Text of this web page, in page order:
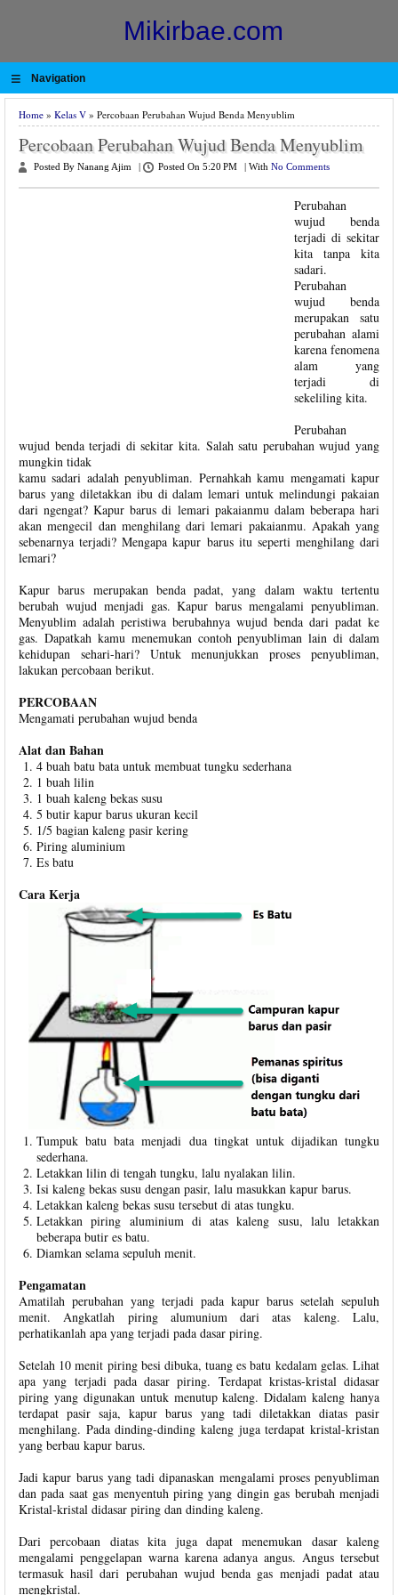
Mikirbae.com
≡ Navigation
Home » Kelas V » Percobaan Perubahan Wujud Benda Menyublim
Percobaan Perubahan Wujud Benda Menyublim
Posted By Nanang Ajim Posted On 5:20 PM With No Comments
Perubahan
wujud benda
terjadi di sekitar
kita tanpa kita
sadari.
Perubahan
wujud benda
merupakan satu
perubahan alami
karena fenomena
alam yang
terjadi di
sekeliling kita.
Perubahan
wujud benda terjadi di sekitar kita. Salah satu perubahan wujud yang
mungkin tidak
kamu sadari adalah penyubliman. Pernahkah kamu mengamati kapur
barus yang diletakkan ibu di dalam lemari untuk melindungi pakaian
dari ngengat? Kapur barus di lemari pakaianmu dalam beberapa hari
akan mengecil dan menghilang dari lemari pakaianmu. Apakah yang
sebenarnya terjadi? Mengapa kapur barus itu seperti menghilang dari
lemari?
Kapur barus merupakan benda padat, yang dalam waktu tertentu
berubah wujud menjadi gas. Kapur barus mengalami penyubliman.
Menyublim adalah peristiwa berubahnya wujud benda dari padat ke
gas. Dapatkah kamu menemukan contoh penyubliman lain di dalam
kehidupan sehari-hari? Untuk menunjukkan proses penyubliman,
lakukan percobaan berikut.
PERCOBAAN
Mengamati perubahan wujud benda
Alat dan Bahan
4 buah batu bata untuk membuat tungku sederhana
1 buah lilin
1 buah kaleng bekas susu
5 butir kapur barus ukuran kecil
1/5 bagian kaleng pasir kering
Piring aluminium
Es batu
Cara Kerja
Tumpuk batu bata menjadi dua tingkat untuk dijadikan tungku
sederhana.
Letakkan lilin di tengah tungku, lalu nyalakan lilin.
Isi kaleng bekas susu dengan pasir, lalu masukkan kapur barus.
Letakkan kaleng bekas susu tersebut di atas tungku.
Letakkan piring aluminium di atas kaleng susu, lalu letakkan
beberapa butir es batu.
Diamkan selama sepuluh menit.
Pengamatan
Amatilah perubahan yang terjadi pada kapur barus setelah sepuluh
menit. Angkatlah piring alumunium dari atas kaleng. Lalu,
perhatikanlah apa yang terjadi pada dasar piring.
Setelah 10 menit piring besi dibuka, tuang es batu kedalam gelas. Lihat
apa yang terjadi pada dasar piring. Terdapat kristas-kristal didasar
piring yang digunakan untuk menutup kaleng. Didalam kaleng hanya
terdapat pasir saja, kapur barus yang tadi diletakkan diatas pasir
menghilang. Pada dinding-dinding kaleng juga terdapat kristal-kristan
yang berbau kapur barus.
Jadi kapur barus yang tadi dipanaskan mengalami proses penyubliman
dan pada saat gas menyentuh piring yang dingin gas berubah menjadi
Kristal-kristal didasar piring dan dinding kaleng.
Dari percobaan diatas kita juga dapat menemukan dasar kaleng
mengalami penggelapan warna karena adanya angus. Angus tersebut
termasuk hasil dari perubahan wujud benda gas menjadi padat atau
mengkristal.